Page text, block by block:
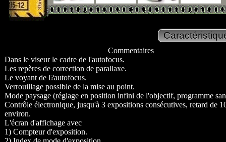
Commentaires
Dans le viseur le cadre de l'autofocus.
Les repères de correction de parallaxe.
Le voyant de l?autofocus.
Verrouillage possible de la mise au point.
Mode paysage (réglage en position infini de l'objectif, programme
Contrôle électronique, jusqu'à 3 expositions consécutives, retard de
environ.
L'écran d'affichage avec
1) Compteur d'exposition.